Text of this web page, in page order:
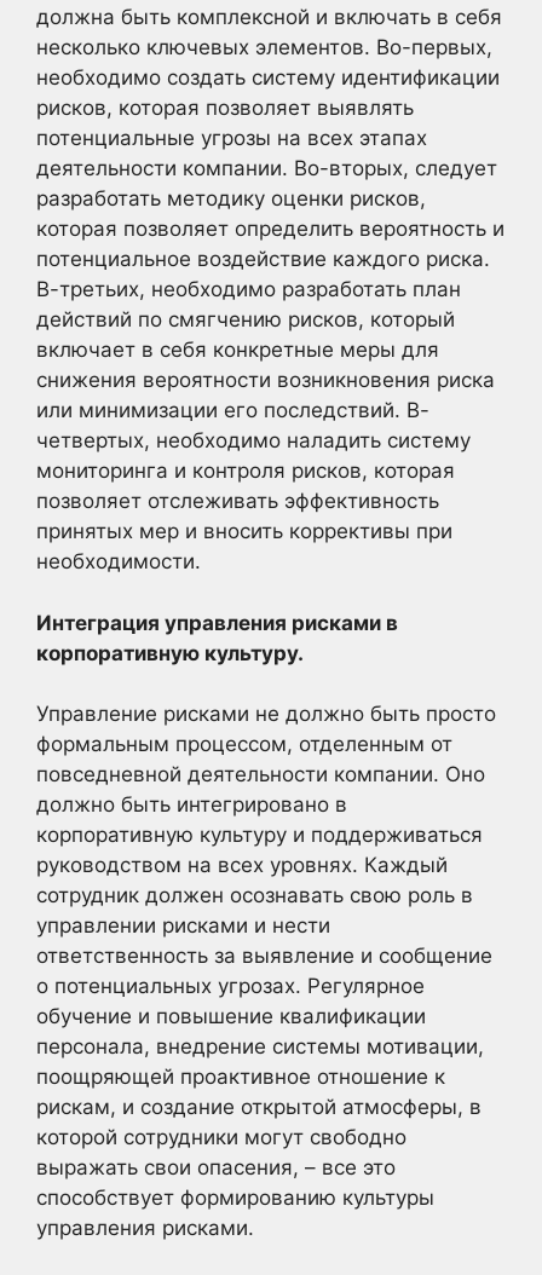
должна быть комплексной и включать в себя
несколько ключевых элементов. Во-первых,
необходимо создать систему идентификации
рисков, которая позволяет выявлять
потенциальные угрозы на всех этапах
деятельности компании. Во-вторых, следует
разработать методику оценки рисков,
которая позволяет определить вероятность и
потенциальное воздействие каждого риска.
В-третьих, необходимо разработать план
действий по смягчению рисков, который
включает в себя конкретные меры для
снижения вероятности возникновения риска
или минимизации его последствий. В-
четвертых, необходимо наладить систему
мониторинга и контроля рисков, которая
позволяет отслеживать эффективность
принятых мер и вносить коррективы при
необходимости.
Интеграция управления рисками в
корпоративную культуру.
Управление рисками не должно быть просто
формальным процессом, отделенным от
повседневной деятельности компании. Оно
должно быть интегрировано в
корпоративную культуру и поддерживаться
руководством на всех уровнях. Каждый
сотрудник должен осознавать свою роль в
управлении рисками и нести
ответственность за выявление и сообщение
о потенциальных угрозах. Регулярное
обучение и повышение квалификации
персонала, внедрение системы мотивации,
поощряющей проактивное отношение к
рискам, и создание открытой атмосферы, в
которой сотрудники могут свободно
выражать свои опасения, – все это
способствует формированию культуры
управления рисками.